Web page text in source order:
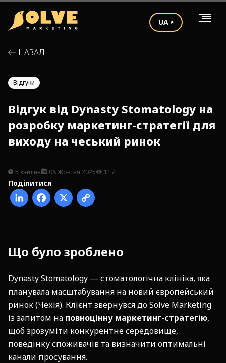
UA
НАЗАД
Відгуки
Відгук від Dynasty Stomatology на
розробку маркетинг-стратегії для
виходу на чеський ринок
5 хвилин 08 Жовтня 2025 117
Поділитися
Що було зроблено
Dynasty Stomatology — стоматологічна клініка, яка
планувала масштабування на новий європейський
ринок (Чехія). Клієнт звернувся до Solve Marketing
із запитом на повноцінну маркетинг-стратегію,
щоб зрозуміти конкурентне середовище,
поведінку споживачів та визначити оптимальні
канали просування.